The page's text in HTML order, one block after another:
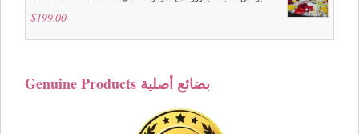
$199.00
Genuine Products بضائع أصلية